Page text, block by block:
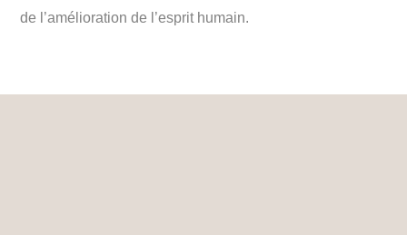
de l’amélioration de l’esprit humain.